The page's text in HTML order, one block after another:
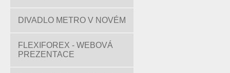
DIVADLO METRO V NOVÉM
FLEXIFOREX - WEBOVÁ
PREZENTACE